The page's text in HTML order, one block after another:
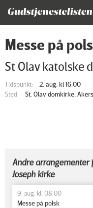
Messe på
St Olav katolske
Tidspunkt:
2. aug. kl 16.00
Sted:
St. Olav domkirke,
Andre arrangementer
Joseph kirke
9. aug. kl. 08.00
Messe på polsk